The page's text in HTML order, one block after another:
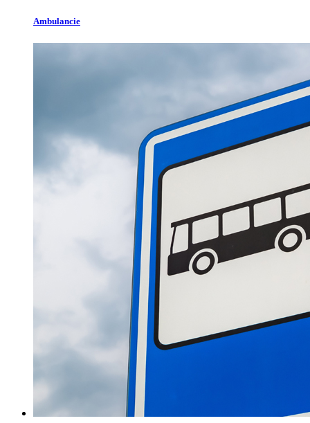
Ambulancie